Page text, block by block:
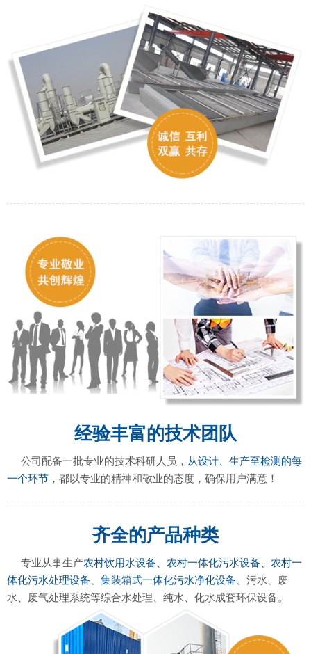
经验丰富的技术团队
公司配备一批专业的技术科研人员， 从设计、生产至检测的每
一个环节 ，都以专业的精神和敬业的态度，确保用户满意！
齐全的产品种类
专业从事生产农村饮用水设备、农村一体化污水设备、农村一
体化污水处理设备、集装箱式一体化污水净化设备、污水、废
水、废气处理系统等综合水处理、纯水、化水成套环保设备。